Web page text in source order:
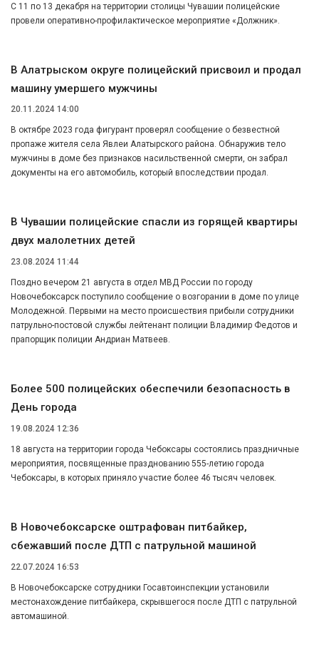
С 11 по 13 декабря на территории столицы Чувашии полицейские
провели оперативно-профилактическое мероприятие «Должник».
В Алатрыском округе полицейский присвоил и продал
машину умершего мужчины
20.11.2024 14:00
В октябре 2023 года фигурант проверял сообщение о безвестной
пропаже жителя села Явлеи Алатырского района. Обнаружив тело
мужчины в доме без признаков насильственной смерти, он забрал
документы на его автомобиль, который впоследствии продал.
В Чувашии полицейские спасли из горящей квартиры
двух малолетних детей
23.08.2024 11:44
Поздно вечером 21 августа в отдел МВД России по городу
Новочебоксарск поступило сообщение о возгорании в доме по улице
Молодежной. Первыми на место происшествия прибыли сотрудники
патрульно-постовой службы лейтенант полиции Владимир Федотов и
прапорщик полиции Андриан Матвеев.
Более 500 полицейских обеспечили безопасность в
День города
19.08.2024 12:36
18 августа на территории города Чебоксары состоялись праздничные
мероприятия, посвященные празднованию 555-летию города
Чебоксары, в которых приняло участие более 46 тысяч человек.
В Новочебоксарске оштрафован питбайкер,
сбежавший после ДТП с патрульной машиной
22.07.2024 16:53
В Новочебоксарске сотрудники Госавтоинспекции установили
местонахождение питбайкера, скрывшегося после ДТП с патрульной
автомашиной.